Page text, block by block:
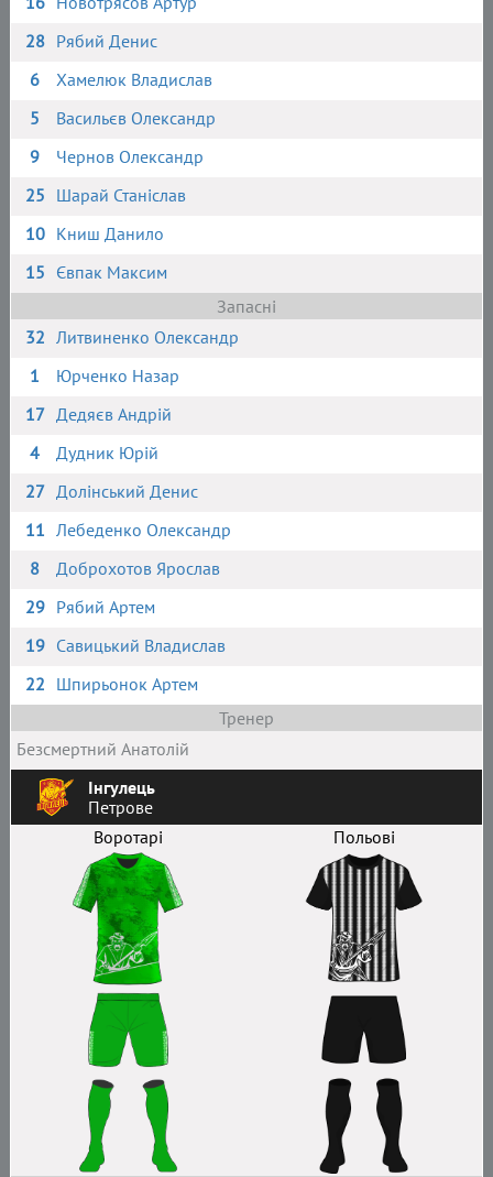
28 Рябий Денис
6
Хамелюк Владислав
5
Васильєв Олександр
9
Чернов Олександр
25 Шарай Станіслав
10 Книш Данило
15 Євпак Максим
Запасні
32 Литвиненко Олександр
1
Юрченко Назар
17 Дедяєв Андрій
4
Дудник Юрій
27 Долінський Денис
11 Лебеденко Олександр
8
Доброхотов Ярослав
29 Рябий Артем
19 Савицький Владислав
22 Шпирьонок Артем
Тренер
Безсмертний Анатолій
Інгулець
Петрове
Воротарі
Польові